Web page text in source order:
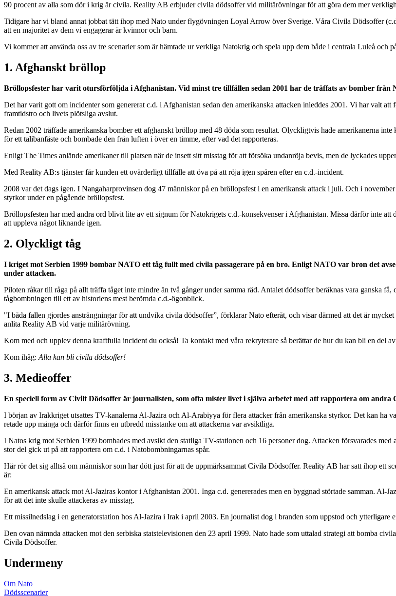
90 procent av alla som dör i krig är civila. Reality AB erbjuder civila dödsoffer vid militärövningar för att göra dem mer
Tidigare har vi bland annat jobbat tätt ihop med Nato under flygövningen Loyal Arrow över Sverige. Våra Civila Dödsoffer
att en majoritet av dem vi engagerar är kvinnor och barn.
Vi kommer att använda oss av tre scenarier som är hämtade ur verkliga Natokrig och spela upp dem både i centrala Luleå och
1. Afghanskt bröllop
Bröllopsfester har varit otursförföljda i Afghanistan. Vid minst tre tillfällen sedan 2001 har de träffats av bomber från
Det har varit gott om incidenter som genererat c.d. i Afghanistan sedan den amerikanska attacken inleddes 2001. Vi har valt
framtidstro och livets plötsliga avslut.
Redan 2002 träffade amerikanska bomber ett afghanskt bröllop med 48 döda som resultat. Olyckligtvis hade amerikanerna
för ett talibanfäste och bombade den från luften i över en timme, efter vad det rapporteras.
Enligt The Times anlände amerikaner till platsen när de insett sitt misstag för att försöka undanröja bevis, men de lyckades
Med Reality AB:s tjänster får kunden ett ovärderligt tillfälle att öva på att röja igen spåren efter en c.d.-incident.
2008 var det dags igen. I Nangaharprovinsen dog 47 människor på en bröllopsfest i en amerikansk attack i juli. Och i
styrkor under en pågående bröllopsfest.
Bröllopsfesten har med andra ord blivit lite av ett signum för Natokrigets c.d.-konsekvenser i Afghanistan. Missa därför inte
att uppleva något liknande igen.
2. Olyckligt tåg
I kriget mot Serbien 1999 bombar NATO ett tåg fullt med civila passagerare på en bro. Enligt NATO var bron det
under attacken.
Piloten råkar till råga på allt träffa tåget inte mindre än två gånger under samma räd. Antalet dödsoffer beräknas vara ganska
tågbombningen till ett av historiens mest berömda c.d.-ögonblick.
"I båda fallen gjordes ansträngningar för att undvika civila dödsoffer”, förklarar Nato efteråt, och visar därmed att det är
anlita Reality AB vid varje militärövning.
Kom med och upplev denna kraftfulla incident du också! Ta kontakt med våra rekryterare så berättar de hur du kan bli en del
Kom ihåg: Alla kan bli civila dödsoffer!
3. Medieoffer
En speciell form av Civilt Dödsoffer är journalisten, som ofta mister livet i själva arbetet med att rapportera om andra
I början av Irakkriget utsattes TV-kanalerna Al-Jazira och Al-Arabiyya för flera attacker från amerikanska styrkor. Det kan ha
retade upp många och därför finns en utbredd misstanke om att attackerna var avsiktliga.
I Natos krig mot Serbien 1999 bombades med avsikt den statliga TV-stationen och 16 personer dog. Attacken försvarades
stor del gick ut på att rapportera om c.d. i Natobombningarnas spår.
Här rör det sig alltså om människor som har dött just för att de uppmärksammat Civila Dödsoffer. Reality AB har satt ihop ett
är:
En amerikansk attack mot Al-Jaziras kontor i Afghanistan 2001. Inga c.d. genererades men en byggnad störtade samman. Al-
för att det inte skulle attackeras av misstag.
Ett missilnedslag i en generatorstation hos Al-Jazira i Irak i april 2003. En journalist dog i branden som uppstod och ytterligare
Den ovan nämnda attacken mot den serbiska statstelevisionen den 23 april 1999. Nato hade som uttalad strategi att bomba
Civila Dödsoffer.
Undermeny
Om Nato
Dödsscenarier